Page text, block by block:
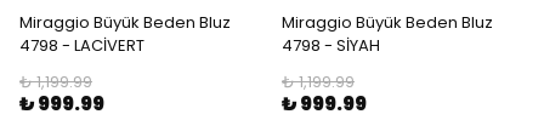
Miraggio Büyük Beden Bluz
4798 - LACİVERT
₺ 1,199.99
₺ 999.99
Miraggio Büyük Beden Bluz
4798 - SİYAH
₺ 1,199.99
₺ 999.99